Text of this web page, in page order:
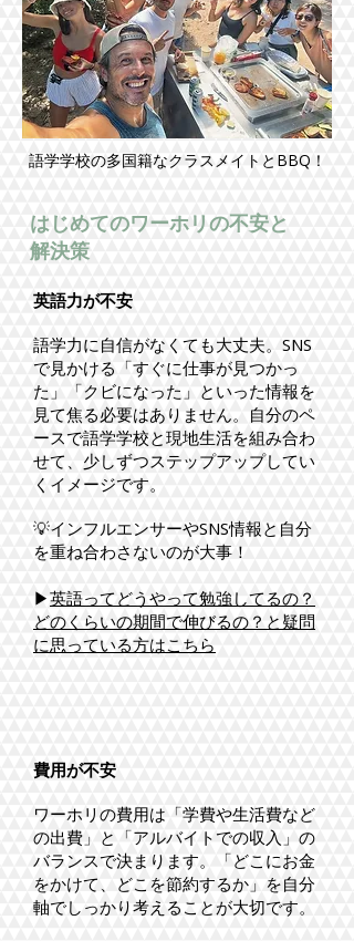
​語学学校の多国籍なクラスメイトとBBQ！
はじめてのワーホリの不安と
解決策
英語力が不安
語学力に自信がなくても大丈夫。SNS
で見かける「すぐに仕事が見つかっ
た」「クビになった」といった情報を
見て焦る必要はありません。自分のペ
ースで語学学校と現地生活を組み合わ
せて、少しずつステップアップしてい
くイメージです。
​💡インフルエンサーやSNS情報と自分
を重ね合わさないのが大事！
▶英語ってどうやって勉強してるの？
どのくらいの期間で伸びるの？と疑問
に思っている方はこちら
費用が不安
ワーホリの費用は「学費や生活費など
の出費」と「アルバイトでの収入」の
バランスで決まります。「どこにお金
をかけて、どこを節約するか」を自分
軸でしっかり考えることが大切です。